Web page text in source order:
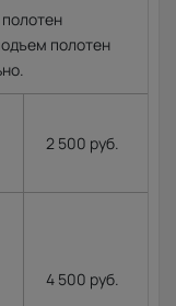
полотен
2 500 руб.
4 500 руб.